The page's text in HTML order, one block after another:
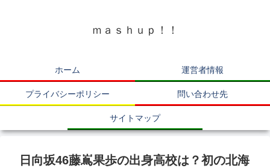
ｍａｓｈｕｐ！！
ホーム 運営者情報
プライバシーポリシー 問い合わせ先
サイトマップ
日向坂46藤嶌果歩の出身高校は？初の北海